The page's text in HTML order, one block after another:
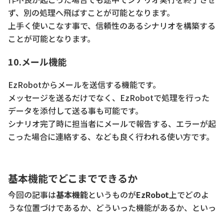
ず、別の処理へ飛ばすことが可能となります。
上手く使いこなす事で、信頼性のあるシナリオを構築する
ことが可能となります。
10.メール機能
EzRobotからメールを送信する機能です。
メッセージを送るだけでなく、EzRobotで処理を行った
データを添付して送る事も可能です。
シナリオ完了時に担当者にメールで報告する、エラーが起
こった場合に連絡する、なども良く行われる使い方です。
基本機能でどこまでできるか
今回の記事は基本機能というものがEzRobot 上でどのよ
うな位置づけであるか、どういった機能があるか、といっ